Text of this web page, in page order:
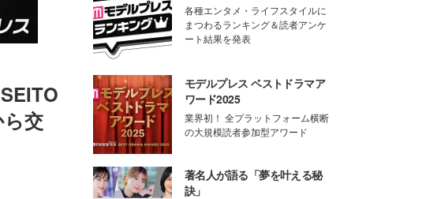
交
各種エンタメ・ライフスタイルに
まつわるランキング＆読者アンケ
ート結果を発表
モデルプレス ベストドラマア
ワード2025
業界初！ 全プラットフォーム横断
の大規模読者参加型アワード
著名人が語る「夢を叶える秘
訣」